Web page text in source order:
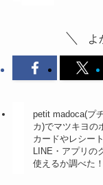
よ
petit madoca(プ
カ)でマツキヨの
カードやレシー
LINE・アプリの
使えるか調べた！